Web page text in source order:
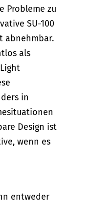
Probleme zu
SU-100
abnehmbar.
als
in
Design ist
wenn es
entweder